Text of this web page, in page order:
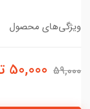
ویژگی‌های محصول
59,000
50,000